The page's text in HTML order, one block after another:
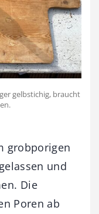
gelbstichig, braucht
grobporigen
und
Die
Poren ab